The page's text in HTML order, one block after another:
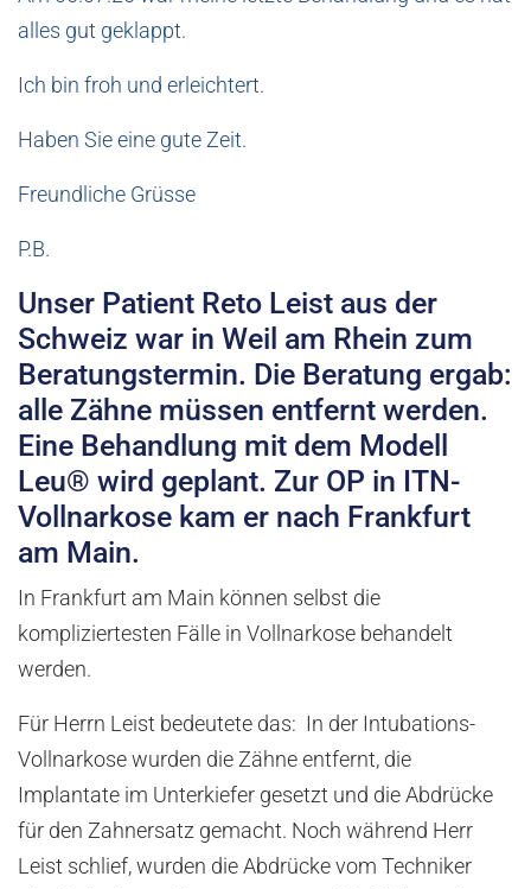
alles gut geklappt.
Ich bin froh und erleichtert.
Haben Sie eine gute Zeit.
Freundliche Grüsse
P.B.
Unser Patient Reto Leist aus der
Schweiz war in Weil am Rhein zum
Beratungstermin. Die Beratung ergab:
alle Zähne müssen entfernt werden.
Eine Behandlung mit dem Modell
Leu® wird geplant. Zur OP in ITN-
Vollnarkose kam er nach Frankfurt
am Main.
In Frankfurt am Main können selbst die
kompliziertesten Fälle in Vollnarkose behandelt
werden.
Für Herrn Leist bedeutete das: In der Intubations-
Vollnarkose wurden die Zähne entfernt, die
Implantate im Unterkiefer gesetzt und die Abdrücke
für den Zahnersatz gemacht. Noch während Herr
Leist schlief, wurden die Abdrücke vom Techniker